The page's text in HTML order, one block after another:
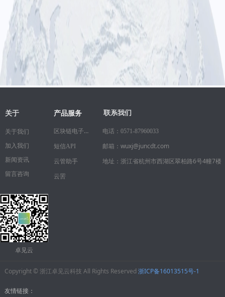
云管助手
Copyright © 浙江卓见云科技 All Rights Reserved 浙ICP备16013515号-1
关于
关于我们
加入我们
新闻资讯
留言咨询
卓见云
电话： 0571-87960033
邮箱：wuxj@juncdt.com
地址：浙江省杭州市西湖区翠柏路6号4幢7楼
联系我们
产品服务
短信API
区块链电子合同
云罟
友情链接：